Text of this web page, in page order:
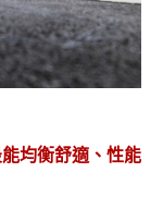
均衡舒適、性能